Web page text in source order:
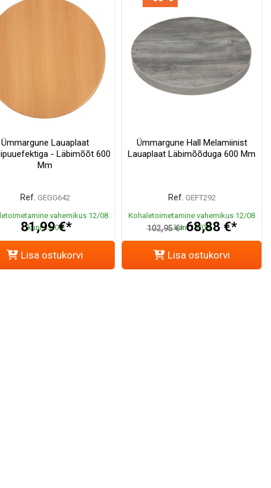
Ümmargune Lauaplaat
- Läbimõõt 600
Mm
Ref. GEGG642
vahemikus 12/08
kuni 13/08
81,99 €*
Lisa ostukorvi
Ümmargune Hall Melamiinist
Lauaplaat Läbimõõduga 600 Mm
Ref. GEFT292
Kohaletoimetamine vahemikus 12/08
kuni 13/08
102,95 €* 68,88 €*
Lisa ostukorvi